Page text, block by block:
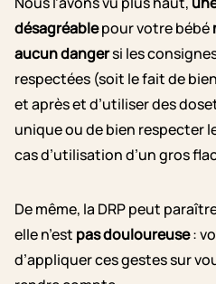
désagréablepour votre bébé
aucun dangersi les
respectées (soit le fait de
et après et d’utiliser des
unique ou de bien respecter
cas d’utilisation d’un gros
De même, la DRP peut
elle n’est pas douloureuse:
d’appliquer ces gestes sur